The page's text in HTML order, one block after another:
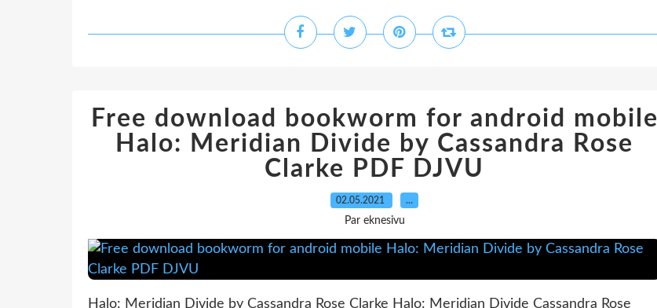
Free download bookworm for android mobile
Halo: Meridian Divide by Cassandra Rose
Clarke PDF DJVU
02.05.2021 …
Par eknesivu
Halo: Meridian Divide by Cassandra Rose Clarke Halo: Meridian Divide Cassandra Rose